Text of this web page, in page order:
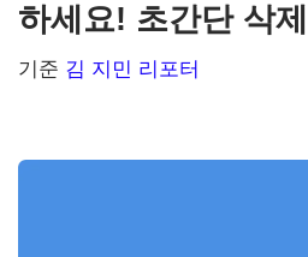
기
하세요! 초간단 삭
기준 김 지민 리포터